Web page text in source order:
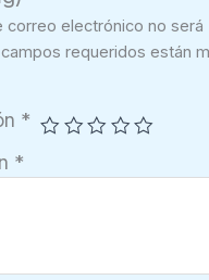
correo electrónico no será
requeridos están
*
*